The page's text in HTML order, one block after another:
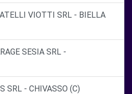
VIOTTI SRL - BIELLA
SESIA SRL -
SRL - CHIVASSO (C)